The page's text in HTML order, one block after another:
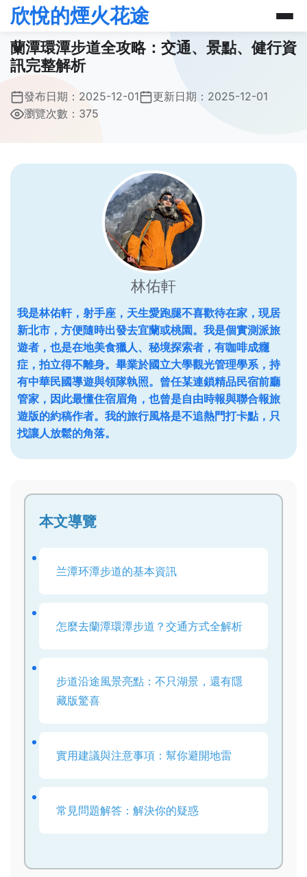
欣悅的煙火花途
蘭潭環潭步道全攻略：交通、景點、健行資
訊完整解析
發布日期： 2025-12-01 更新日期： 2025-12-01
瀏覽次數：375
林佑軒
我是林佑軒，射手座，天生愛跑腿不喜歡待在家，現居
新北市，方便隨時出發去宜蘭或桃園。我是個實測派旅
遊者，也是在地美食獵人、秘境探索者，有咖啡成癮
症，拍立得不離身。畢業於國立大學觀光管理學系，持
有中華民國導遊與領隊執照。曾任某連鎖精品民宿前廳
管家，因此最懂住宿眉角，也曾是自由時報與聯合報旅
遊版的約稿作者。我的旅行風格是不追熱門打卡點，只
找讓人放鬆的角落。
本文導覽
兰潭环潭步道的基本資訊
怎麼去蘭潭環潭步道？交通方式全解析
步道沿途風景亮點：不只湖景，還有隱
藏版驚喜
實用建議與注意事項：幫你避開地雷
常見問題解答：解決你的疑惑